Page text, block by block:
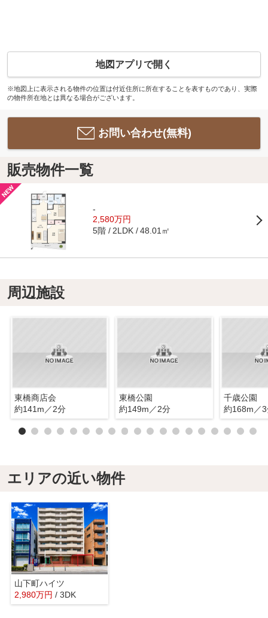
地図アプリで開く
※地図上に表示される物件の位置は付近住所に所在することを表すものであり、実際
の物件所在地とは異なる場合がございます。
お問い合わせ(無料)
販売物件一覧
-
2,580万円
5階 2LDK 48.01㎡
周辺施設
東橋商店会
約141m／2分
東橋公園
約149m／2分
千歳公園
約168m／
エリアの近い物件
山下町ハイツ
2,980万円 / 3DK